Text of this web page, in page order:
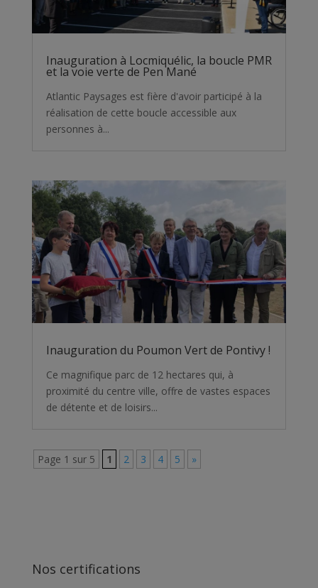
Inauguration à Locmiquélic, la boucle PMR
et la voie verte de Pen Mané
Atlantic Paysages est fière d'avoir participé à la
réalisation de cette boucle accessible aux
personnes à...
Inauguration du Poumon Vert de Pontivy !
Ce magnifique parc de 12 hectares qui, à
proximité du centre ville, offre de vastes espaces
de détente et de loisirs...
Page 1 sur 5 1 2 3 4 5 »
Nos certifications